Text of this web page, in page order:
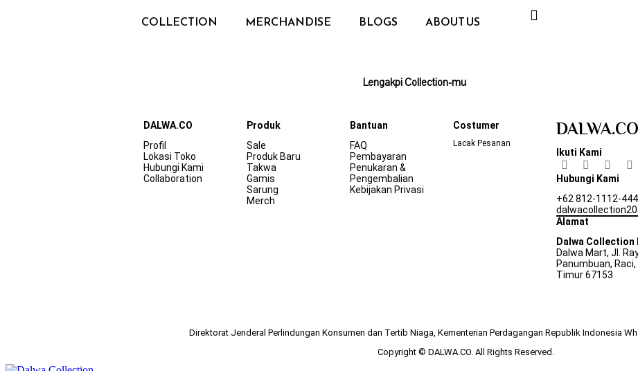
COLLECTION MERCHANDISE BLOGS ABOUT US
Lengakpi Collection-mu
DALWA.CO
Profil
Lokasi Toko
Hubungi Kami
Collaboration
Produk
Sale
Produk Baru
Takwa
Gamis
Sarung
Merch
Bantuan
FAQ
Pembayaran
Penukaran &
Pengembalian
Kebijakan Privasi
Costumer
Lacak Pesanan
DALWA.CO
Ikuti Kami
Hubungi Kami
+62 812-1112-
Alamat
Dalwa Collection
Dalwa Mart, Jl.
Panumbuan,
Timur 67153
Direktorat Jenderal Perlindungan Konsumen dan Tertib Niaga, Kementerian Perdagangan Republik Indonesia
Copyright © DALWA.CO. All Rights Reserved.